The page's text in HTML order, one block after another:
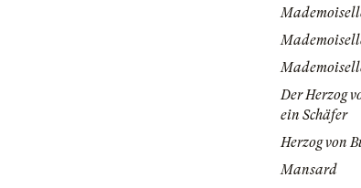
Der Herzog
ein Schäfer
Herzog von
Mansard